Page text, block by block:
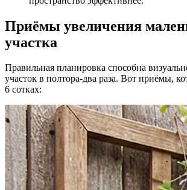
Приёмы увеличения
участка
Правильная планировка способна
участок в полтора-два раза. Вот приёмы,
6 сотках: